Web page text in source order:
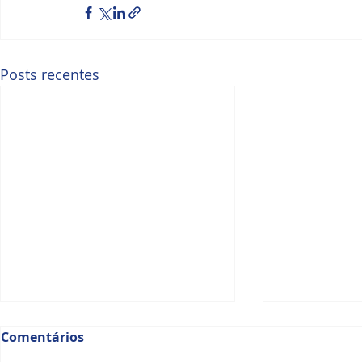
Posts recentes
Comentários